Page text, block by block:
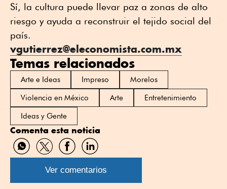
Sí, la cultura puede llevar paz a zonas de alto
riesgo y ayuda a reconstruir el tejido social del
país.
vgutierrez@eleconomista.com.mx
Temas relacionados
Arte e Ideas Impreso
Morelos
Violencia en México
Arte
Entretenimiento
Ideas y Gente
Comenta esta noticia
Compartir
por
WhatsApp
Compartir
por
Twitter
Compartir
por
Facebook
Compartir
por
Linkedin
Ver comentarios